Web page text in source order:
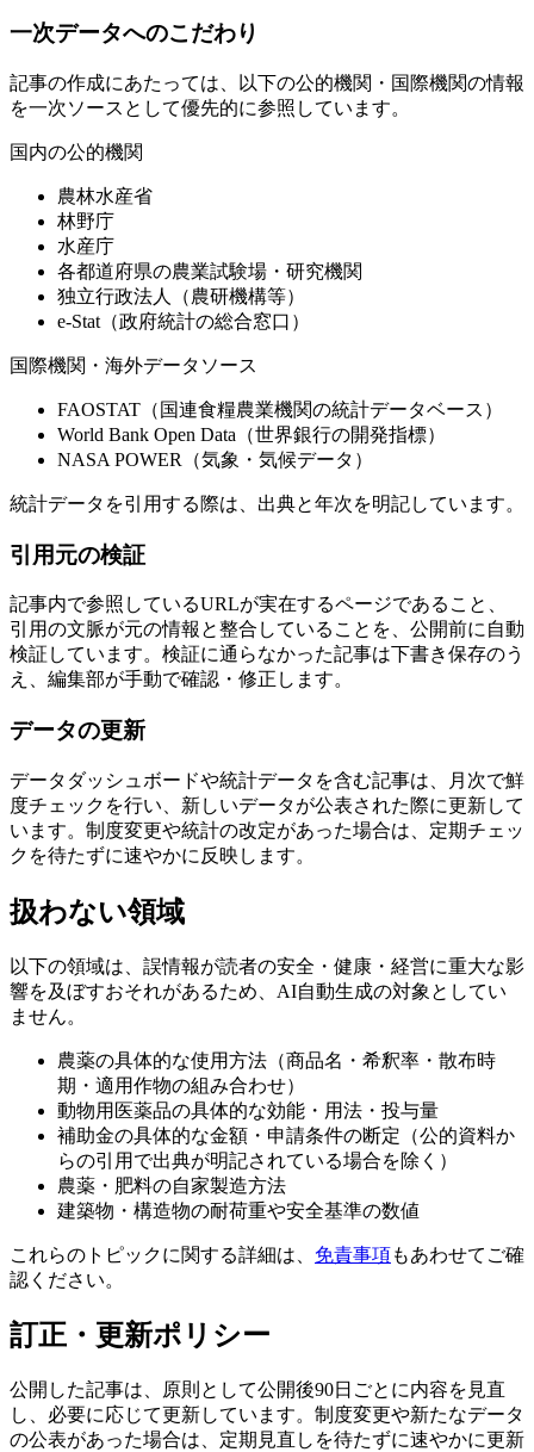
一次データへのこだわり
記事の作成にあたっては、以下の公的機関・国際機関の情報
を一次ソースとして優先的に参照しています。
国内の公的機関
農林水産省
林野庁
水産庁
各都道府県の農業試験場・研究機関
独立行政法人（農研機構等）
e-Stat（政府統計の総合窓口）
国際機関・海外データソース
FAOSTAT（国連食糧農業機関の統計データベース）
World Bank Open Data（世界銀行の開発指標）
NASA POWER（気象・気候データ）
統計データを引用する際は、出典と年次を明記しています。
引用元の検証
記事内で参照しているURLが実在するページであること、
引用の文脈が元の情報と整合していることを、公開前に自動
検証しています。検証に通らなかった記事は下書き保存のう
え、編集部が手動で確認・修正します。
データの更新
データダッシュボードや統計データを含む記事は、月次で鮮
度チェックを行い、新しいデータが公表された際に更新して
います。制度変更や統計の改定があった場合は、定期チェッ
クを待たずに速やかに反映します。
扱わない領域
以下の領域は、誤情報が読者の安全・健康・経営に重大な影
響を及ぼすおそれがあるため、AI自動生成の対象としてい
ません。
農薬の具体的な使用方法（商品名・希釈率・散布時
期・適用作物の組み合わせ）
動物用医薬品の具体的な効能・用法・投与量
補助金の具体的な金額・申請条件の断定（公的資料か
らの引用で出典が明記されている場合を除く）
農薬・肥料の自家製造方法
建築物・構造物の耐荷重や安全基準の数値
これらのトピックに関する詳細は、 免責事項もあわせてご確
認ください。
訂正・更新ポリシー
公開した記事は、原則として公開後90日ごとに内容を見直
し、必要に応じて更新しています。制度変更や新たなデータ
の公表があった場合は、定期見直しを待たずに速やかに更新